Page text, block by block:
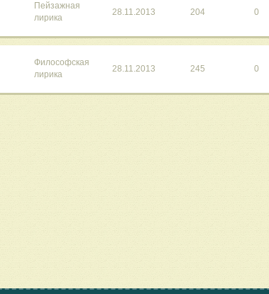
Пейзажная
лирика
28.11.2013 204 0
Философская
лирика
28.11.2013 245 0